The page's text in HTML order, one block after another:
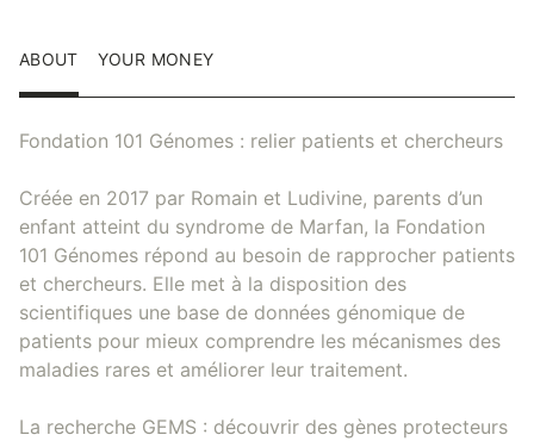
ABOUT YOUR MONEY
Fondation 101 Génomes : relier patients et chercheurs
Créée en 2017 par Romain et Ludivine, parents d’un
enfant atteint du syndrome de Marfan, la Fondation
101 Génomes répond au besoin de rapprocher patients
et chercheurs. Elle met à la disposition des
scientifiques une base de données génomique de
patients pour mieux comprendre les mécanismes des
maladies rares et améliorer leur traitement.
La recherche GEMS : découvrir des gènes protecteurs